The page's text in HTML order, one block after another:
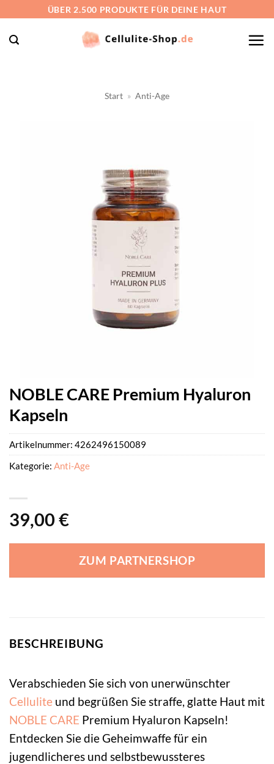
springen
ÜBER 2.500 PRODUKTE FÜR DEINE HAUT
Start » Anti-Age
NOBLE CARE Premium Hyaluron
Kapseln
39,00 €
ZUM PARTNERSHOP
Artikelnummer: 4262496150089
Kategorie: Anti-Age
BESCHREIBUNG
Verabschieden Sie sich von unerwünschter
Cellulite und begrüßen Sie straffe, glatte Haut mit
NOBLE CARE Premium Hyaluron Kapseln!
Entdecken Sie die Geheimwaffe für ein
jugendlicheres und selbstbewussteres